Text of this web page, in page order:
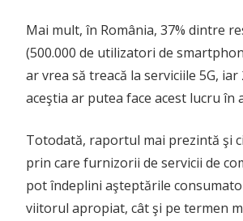
Mai mult, în România, 37% dintre
(500.000 de utilizatori de
ar vrea să treacă la serviciile 5G, iar
aceştia ar putea face acest lucru în
Totodată, raportul mai prezintă şi
prin care furnizorii de servicii de
pot îndeplini aşteptările
viitorul apropiat, cât şi pe termen